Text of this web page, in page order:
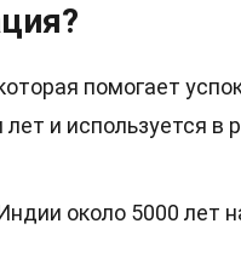
помогает
и используется в
около 5000 лет